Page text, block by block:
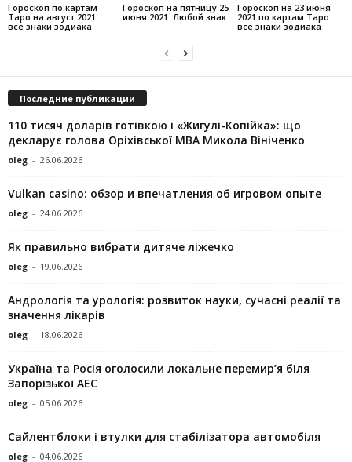
Гороскоп по картам
Таро на август 2021:
все знаки зодиака
Гороскоп на пятницу 25
июня 2021. Любой знак.
Гороскоп на 23 июня
2021 по картам Таро:
все знаки зодиака
Последние публикации
110 тисяч доларів готівкою і «Жигулі-Копійка»: що
декларує голова Оріхівської МВА Микола Вініченко
oleg - 26.06.2026
Vulkan casino: обзор и впечатления об игровом опыте
oleg - 24.06.2026
Як правильно вибрати дитяче ліжечко
oleg - 19.06.2026
Андрологія та урологія: розвиток науки, сучасні реалії та
значення лікарів
oleg - 18.06.2026
Україна та Росія оголосили локальне перемир’я біля
Запорізької АЕС
oleg - 05.06.2026
Сайлентблоки і втулки для стабілізатора автомобіля
oleg - 04.06.2026